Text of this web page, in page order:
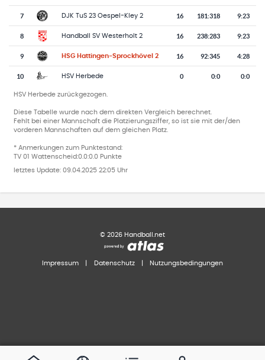
7 DJK TuS 23 Oespel-Kley 2 16 181:318 9:23
8 Handball SV Westerholt 2 16 238:283 9:23
9 HSG Hattingen-Sprockhövel 2 16 92:345 4:28
10 HSV Herbede 0 0:0 0:0
HSV Herbede zurückgezogen.
Diese Tabelle wurde nach dem direkten Vergleich berechnet.
Fehlt bei einer Mannschaft die Platzierungsziffer, so ist sie mit der/den
vorderen Mannschaften auf dem gleichen Platz.
* Anmerkungen zum Punktestand:
TV 01 Wattenscheid:0.0:0.0 Punkte
letztes Update: 09.04.2025 22:05 Uhr
© 2026 Handball.net
Impressum Datenschutz Nutzungsbedingungen